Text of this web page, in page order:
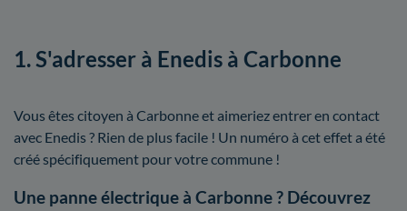
1. S'adresser à Enedis à Carbonne
Vous êtes citoyen à Carbonne et aimeriez entrer en contact
avec Enedis ? Rien de plus facile ! Un numéro à cet effet a été
créé spécifiquement pour votre commune !
Une panne électrique à Carbonne ? Découvrez